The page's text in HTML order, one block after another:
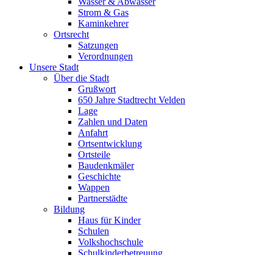
Strom & Gas
Kaminkehrer
Ortsrecht
Satzungen
Verordnungen
Unsere Stadt
Über die Stadt
Grußwort
650 Jahre Stadtrecht Velden
Lage
Zahlen und Daten
Anfahrt
Ortsentwicklung
Ortsteile
Baudenkmäler
Geschichte
Wappen
Partnerstädte
Bildung
Haus für Kinder
Schulen
Volkshochschule
Schulkinderbetreuung